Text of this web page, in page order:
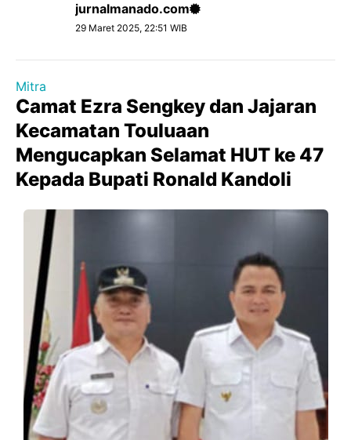
jurnalmanado.com
29 Maret 2025, 22:51 WIB
Mitra
Camat Ezra Sengkey dan Jajaran
Kecamatan Touluaan
Mengucapkan Selamat HUT ke 47
Kepada Bupati Ronald Kandoli